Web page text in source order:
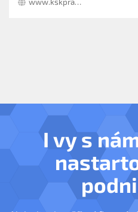
hal.
I vy s